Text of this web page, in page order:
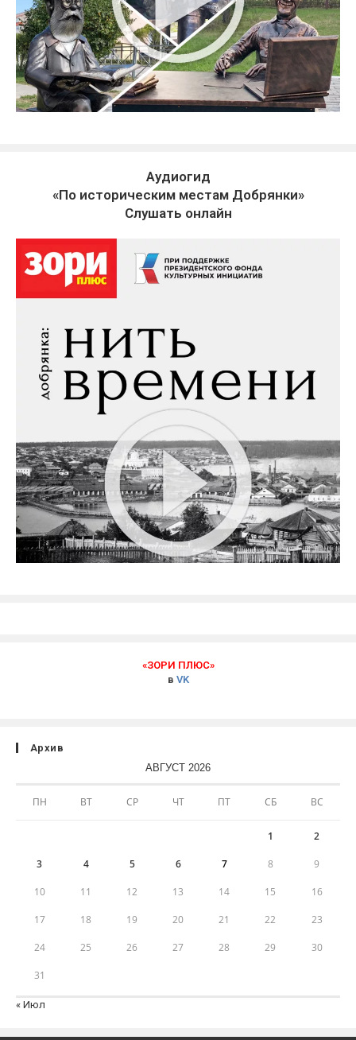
Аудиогид
«По историческим местам Добрянки»
Слушать онлайн
«ЗОРИ ПЛЮС»
в VK
Архив
АВГУСТ 2026
ПН ВТ СР ЧТ ПТ СБ ВС
1 2
3 4 5 6 7 8 9
10 11 12 13 14 15 16
17 18 19 20 21 22 23
24 25 26 27 28 29 30
31
« Июл